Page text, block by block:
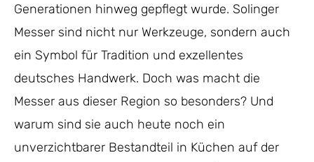
Generationen hinweg gepflegt wurde. Solinger
Messer sind nicht nur Werkzeuge, sondern auch
ein Symbol für Tradition und exzellentes
deutsches Handwerk. Doch was macht die
Messer aus dieser Region so besonders? Und
warum sind sie auch heute noch ein
unverzichtbarer Bestandteil in Küchen auf der